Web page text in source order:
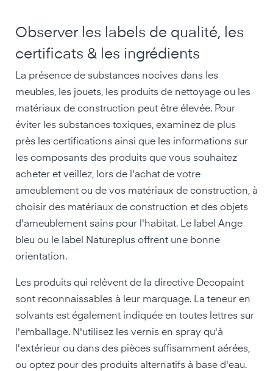
Observer les labels de qualité, les
certificats & les ingrédients
La présence de substances nocives dans les
meubles, les jouets, les produits de nettoyage ou les
matériaux de construction peut être élevée. Pour
éviter les substances toxiques, examinez de plus
près les certifications ainsi que les informations sur
les composants des produits que vous souhaitez
acheter et veillez, lors de l'achat de votre
ameublement ou de vos matériaux de construction, à
choisir des matériaux de construction et des objets
d'ameublement sains pour l'habitat. Le label Ange
bleu ou le label Natureplus offrent une bonne
orientation.
Les produits qui relèvent de la directive Decopaint
sont reconnaissables à leur marquage. La teneur en
solvants est également indiquée en toutes lettres sur
l'emballage. N'utilisez les vernis en spray qu'à
l'extérieur ou dans des pièces suffisamment aérées,
ou optez pour des produits alternatifs à base d'eau.